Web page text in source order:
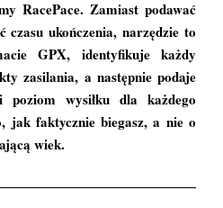
RacePace. Zamiast podawać
czasu ukończenia, narzędzie to
GPX, identyfikuje każdy
zasilania, a następnie podaje
poziom wysiłku dla każdego
jak faktycznie biegasz, a nie o
wiek.